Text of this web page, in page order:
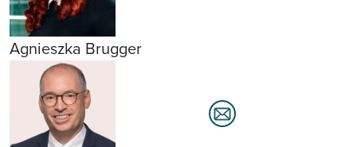
Agnieszka Brugger